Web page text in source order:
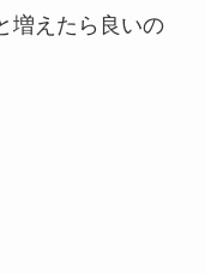
増えたら良いの